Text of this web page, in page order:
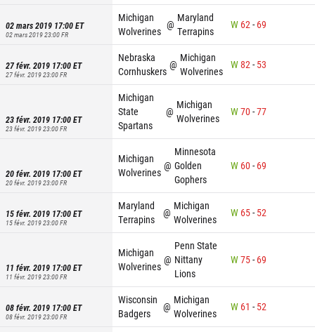
02 mars 2019 17:00ET
02 mars 2019 23:00FR
Michigan
Wolverines
@
Maryland
Terrapins
W 62- 69
27 févr. 2019 17:00ET
27 févr. 2019 23:00FR
Nebraska
Cornhuskers
@
Michigan
Wolverines
W82- 53
23 févr. 2019 17:00ET
23 févr. 2019 23:00FR
Michigan
State
Spartans
@
Michigan
Wolverines
W70-77
20 févr. 2019 17:00ET
20 févr. 2019 23:00FR
Michigan
Wolverines
@
Minnesota
Golden
Gophers
W 60- 69
15 févr. 2019 17:00ET
15 févr. 2019 23:00FR
Maryland
Terrapins
@
Michigan
Wolverines
W 65- 52
11 févr. 2019 17:00ET
11 févr. 2019 23:00FR
Michigan
Wolverines
@
Penn State
Nittany
Lions
W75- 69
08 févr. 2019 17:00ET
08 févr. 2019 23:00FR
Wisconsin
Badgers
@
Michigan
Wolverines
W 61 - 52